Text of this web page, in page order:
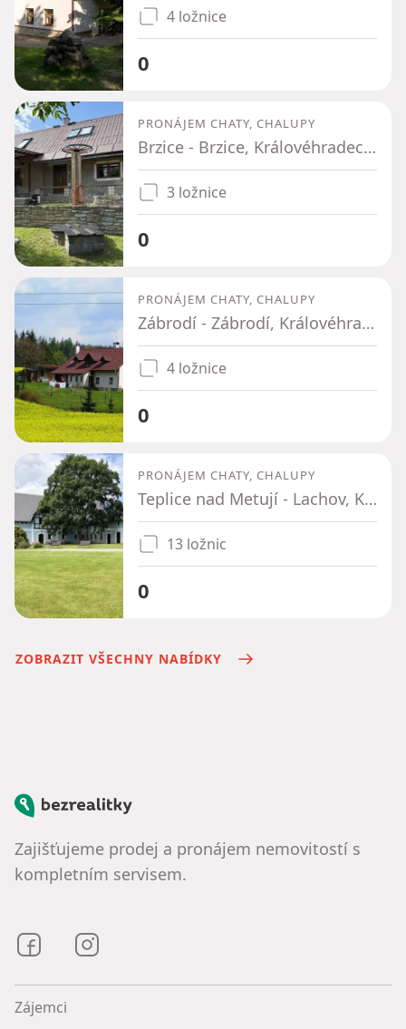
4 ložnice
0
PRONÁJEM CHATY, CHALUPY
Brzice - Brzice, Královéhradecký kraj
3 ložnice
0
PRONÁJEM CHATY, CHALUPY
Zábrodí - Zábrodí, Královéhradecký kraj
4 ložnice
0
PRONÁJEM CHATY, CHALUPY
Teplice nad Metují - Lachov, Královéhradecký kraj
13 ložnic
0
ZOBRAZIT VŠECHNY NABÍDKY
Bezrealitky
Zajišťujeme prodej a pronájem nemovitostí s
kompletním servisem.
Bezrealitky na Facebooku
Zájemci